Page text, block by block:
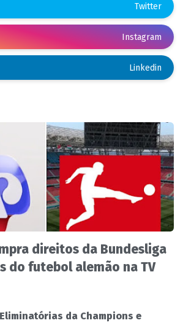
Twitter
Instagram
Linkedin
direitos da Bundesliga
do futebol alemão na TV
Eliminatórias da Champions e